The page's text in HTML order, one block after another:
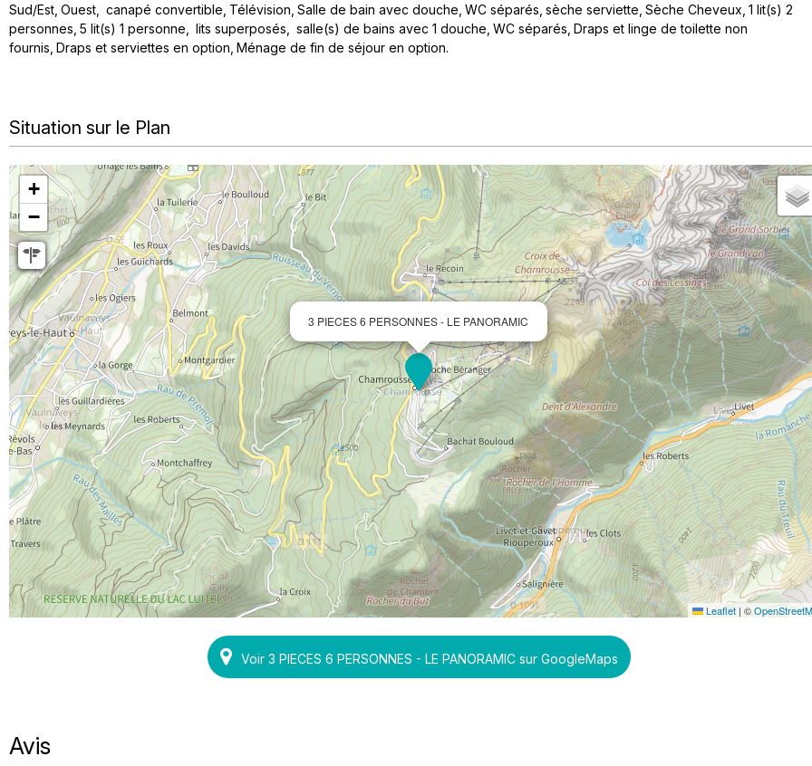
Sud/Est Ouest canapé convertible Télévision Salle de bain avec douche WC séparés sèche serviette Sèche Cheveux 1 lit(s) 2
personnes 5 lit(s) 1 personne lits superposés salle(s) de bains avec 1 douche WC séparés Draps et linge de toilette non
fournis Draps et serviettes en option Ménage de fin de séjour en option
Situation sur le Plan
3 PIECES 6 PERSONNES - LE PANORAMIC
+
−
Leaflet | ©
Voir 3 PIECES 6 PERSONNES - LE PANORAMIC sur GoogleMaps
Avis